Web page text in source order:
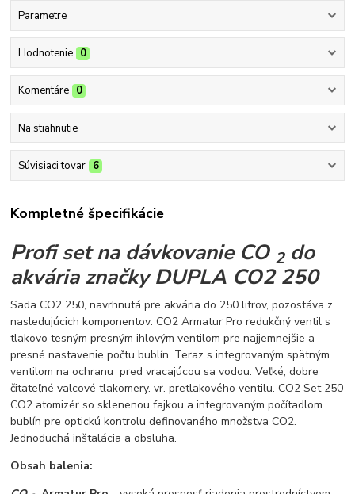
Parametre
Hodnotenie 0
Komentáre 0
Na stiahnutie
Súvisiaci tovar 6
Kompletné špecifikácie
Profi set na dávkovanie CO 2do
akvária značky DUPLA CO2 250
Sada CO2 250, navrhnutá pre akvária do 250 litrov, pozostáva z
nasledujúcich komponentov: CO2 Armatur Pro redukčný ventil s
tlakovo tesným presným ihlovým ventilom pre najjemnejšie a
presné nastavenie počtu bublín. Teraz s integrovaným spätným
ventilom na ochranu pred vracajúcou sa vodou. Veľké, dobre
čitateľné valcové tlakomery. vr. pretlakového ventilu. CO2 Set 250
CO2 atomizér so sklenenou fajkou a integrovaným počítadlom
bublín pre optickú kontrolu definovaného množstva CO2.
Jednoduchá inštalácia a obsluha.
Obsah balenia: